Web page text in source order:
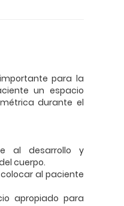
para la
un espacio
durante el
al desarrollo y
cuerpo.
al paciente
apropiado para